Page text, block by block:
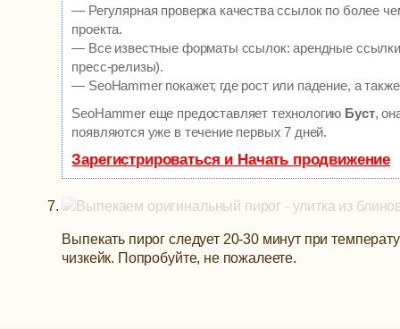
— Регулярная проверка качества ссылок по более
проекта.
— Все известные форматы ссылок: арендные
пресс-релизы).
— SeoHammer покажет, где рост или падение, а
SeoHammer еще предоставляет технологию Буст,
появляются уже в течение первых 7 дней.
Зарегистрироваться и Начать продвижение
Выпекать пирог следует 20-30 минут при
чизкейк. Попробуйте, не пожалеете.